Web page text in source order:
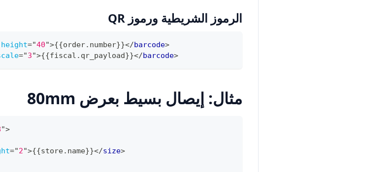
الرموز الشريطية ورموز QR
height="40">{{order.number}}</barcode>
="3">{{fiscal.qr_payload}}</barcode>
مثال: إيصال بسيط بعرض 80mm
">
="2">{{store.name}}</size>